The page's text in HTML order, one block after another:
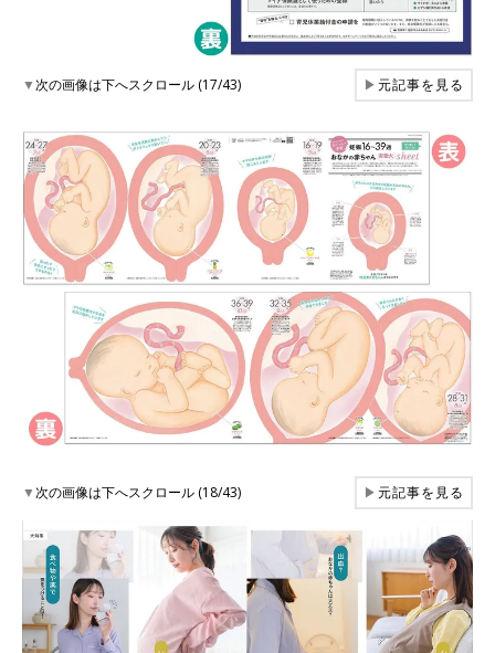
▼次の画像は下へスクロール (17/43) ▶元記事を見る
▼次の画像は下へスクロール (18/43) ▶元記事を見る